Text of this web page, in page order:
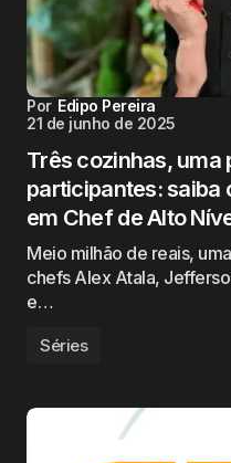
Por Edipo Pereira
21 de junho de 2025
Três cozinhas, uma
participantes: saiba
em Chef de Alto
Meio milhão de reais,
chefs Alex Atala,
e…
Séries